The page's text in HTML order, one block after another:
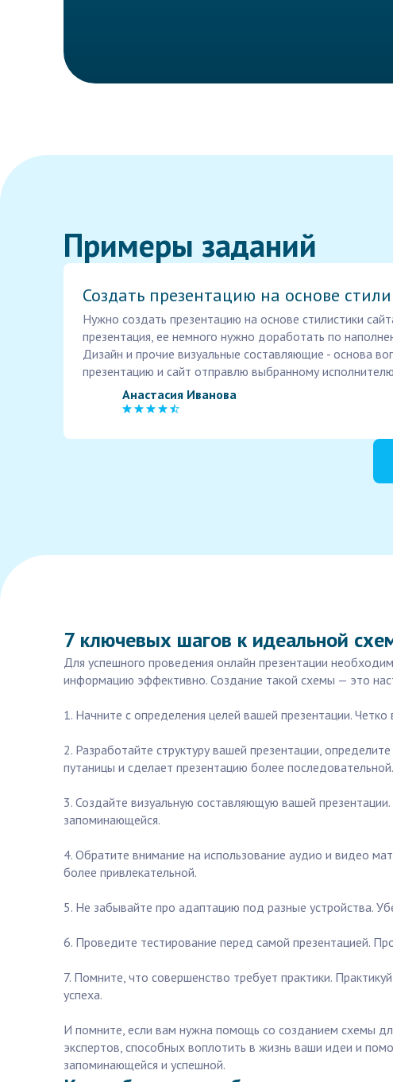
Примеры заданий
Создать презентацию на основе стили
Нужно создать презентацию на основе стилистики
презентация, ее немного нужно доработать по
Дизайн и прочие визуальные составляющие - основа
презентацию и сайт отправлю выбранному
Анастасия Иванова
7 ключевых шагов к идеальной
Для успешного проведения онлайн презентации
информацию эффективно. Создание такой схемы — это
1. Начните с определения целей вашей презентации.
2. Разработайте структуру вашей презентации,
путаницы и сделает презентацию более последовательной.
3. Создайте визуальную составляющую вашей
запоминающейся.
4. Обратите внимание на использование аудио и видео
более привлекательной.
5. Не забывайте про адаптацию под разные устройства.
6. Проведите тестирование перед самой презентацией.
7. Помните, что совершенство требует практики.
успеха.
И помните, если вам нужна помощь со созданием схемы
экспертов, способных воплотить в жизнь ваши идеи и
запоминающейся и успешной.